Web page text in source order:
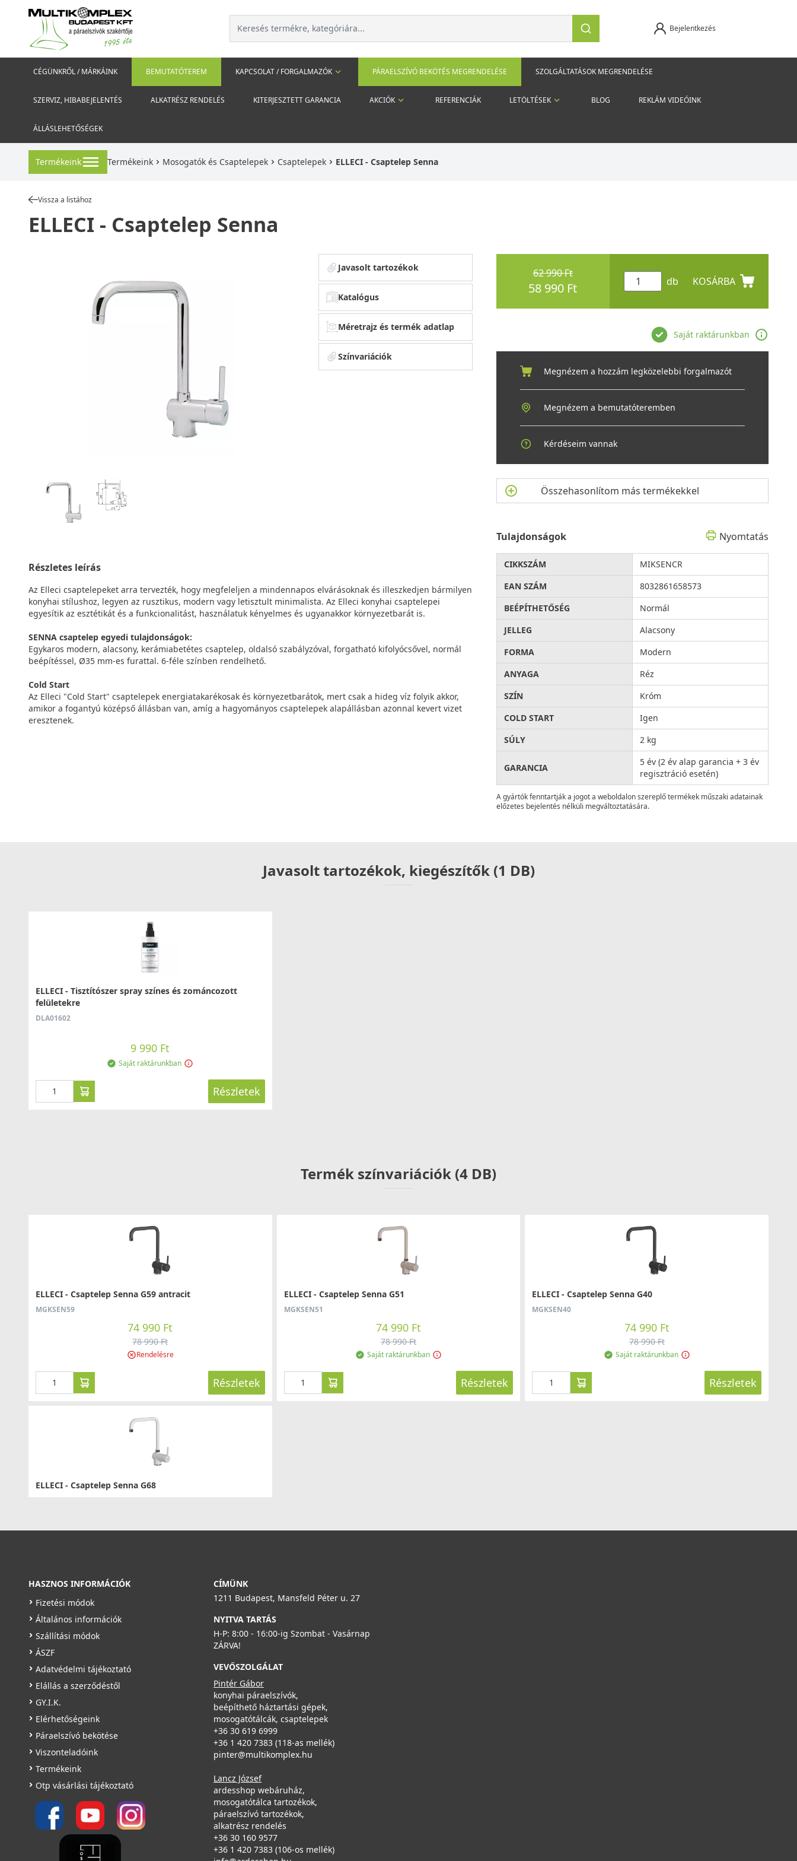
Bejelentkezés
CÉGÜNKRŐL / MÁRKÁINK BEMUTATÓTEREM KAPCSOLAT / FORGALMAZÓK PÁRAELSZÍVÓ BEKÖTÉS MEGRENDELÉSE SZOLGÁLTATÁSOK MEGRENDELÉSE
SZERVIZ, HIBABEJELENTÉS ALKATRÉSZ RENDELÉS KITERJESZTETT GARANCIA AKCIÓK REFERENCIÁK LETÖLTÉSEK BLOG REKLÁM VIDEÓINK
ÁLLÁSLEHETŐSÉGEK
Termékeink Termékeink Mosogatók és Csaptelepek Csaptelepek ELLECI - Csaptelep Senna
Vissza a listához
ELLECI - Csaptelep Senna
Javasolt tartozékok
Katalógus
Méretrajz és termék adatlap
Színvariációk
Részletes leírás
Az Elleci csaptelepeket arra tervezték, hogy megfeleljen a mindennapos elvárásoknak és illeszkedjen bármilyen
konyhai stílushoz, legyen az rusztikus, modern vagy letisztult minimalista. Az Elleci konyhai csaptelepei
egyesítik az esztétikát és a funkcionalitást, használatuk kényelmes és ugyanakkor környezetbarát is.
SENNA csaptelep egyedi tulajdonságok:
Egykaros modern, alacsony, kerámiabetétes csaptelep, oldalsó szabályzóval, forgatható kifolyócsővel, normál
beépítéssel, Ø35 mm-es furattal. 6-féle színben rendelhető.
Cold Start
Az Elleci "Cold Start" csaptelepek energiatakarékosak és környezetbarátok, mert csak a hideg víz folyik akkor,
amikor a fogantyú középső állásban van, amíg a hagyományos csaptelepek alapállásban azonnal kevert vizet
eresztenek.
62 990 Ft
58 990 Ft db KOSÁRBA
Saját raktárunkban
Megnézem a hozzám legközelebbi forgalmazót
Megnézem a bemutatóteremben
Kérdéseim vannak
Összehasonlítom más termékekkel
Tulajdonságok Nyomtatás
CIKKSZÁM
MIKSENCR
EAN SZÁM
8032861658573
BEÉPÍTHETŐSÉG
Normál
JELLEG
Alacsony
FORMA
Modern
ANYAGA
Réz
SZÍN
Króm
COLD START
Igen
SÚLY
2 kg
GARANCIA
5 év (2 év alap garancia + 3 év
regisztráció esetén)
A gyártók fenntartják a jogot a weboldalon szereplő termékek műszaki adatainak
előzetes bejelentés nélküli megváltoztatására.
Javasolt tartozékok, kiegészítők (1 DB)
ELLECI - Tisztítószer spray színes és zománcozott
felületekre
DLA01602
9 990 Ft
Saját raktárunkban
Részletek
Termék színvariációk (4 DB)
ELLECI - Csaptelep Senna G59 antracit
MGKSEN59
74 990 Ft
78 990 Ft
Rendelésre
Részletek
ELLECI - Csaptelep Senna G51
MGKSEN51
74 990 Ft
78 990 Ft
Saját raktárunkban
Részletek
ELLECI - Csaptelep Senna G40
MGKSEN40
74 990 Ft
78 990 Ft
Saját raktárunkban
Részletek
ELLECI - Csaptelep Senna G68
78 990 Ft
HASZNOS INFORMÁCIÓK
Fizetési módok
Általános információk
Szállítási módok
ÁSZF
Adatvédelmi tájékoztató
Elállás a szerződéstől
GY.I.K.
Elérhetőségeink
Páraelszívó bekötése
Viszonteladóink
Termékeink
Otp vásárlási tájékoztató
CÍMÜNK
1211 Budapest, Mansfeld Péter u. 27
NYITVA TARTÁS
H-P: 8:00 - 16:00-ig Szombat - Vasárnap
ZÁRVA!
VEVŐSZOLGÁLAT
Pintér Gábor
konyhai páraelszívók,
beépíthető háztartási gépek,
mosogatótálcák, csaptelepek
+36 30 619 6999
+36 1 420 7383 (118-as mellék)
pinter@multikomplex.hu
Lancz József
ardesshop webáruház,
mosogatótálca tartozékok,
páraelszívó tartozékok,
alkatrész rendelés
+36 30 160 9577
+36 1 420 7383 (106-os mellék)